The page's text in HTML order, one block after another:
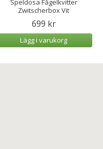
Zwitscherbox Vit
699 kr
Lägg i varukorg